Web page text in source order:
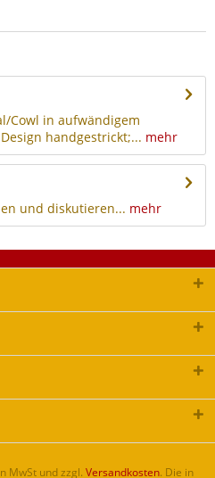
Cowl in aufwändigem
handgestrickt;... mehr
und diskutieren... mehr
MwSt und zzgl. Versandkosten. Die in